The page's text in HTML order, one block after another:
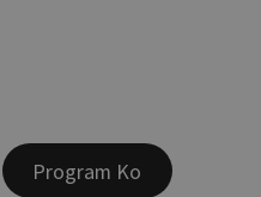
Program Ko